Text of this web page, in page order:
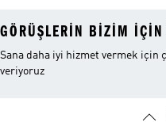
GÖRÜŞLERIN BIZIM IÇIN
Sana daha iyi hizmet vermek için
veriyoruz